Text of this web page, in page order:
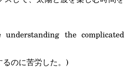
the complicated
のに苦労した。)